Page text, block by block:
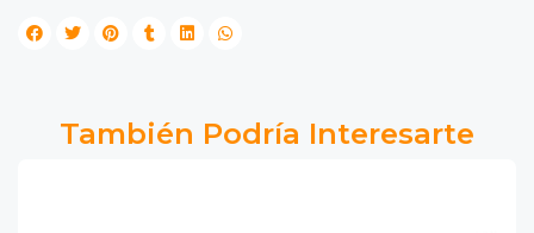
También Podría Interesarte